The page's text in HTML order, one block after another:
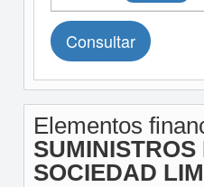
Consultar
Elementos
SOCIEDAD